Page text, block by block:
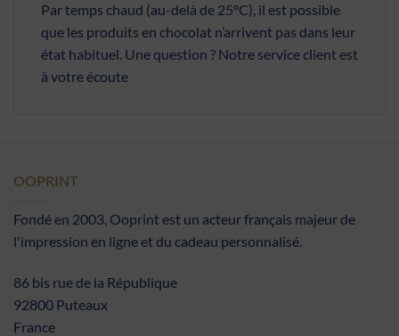
Par temps chaud (au-delà de 25°C), il est possible
que les produits en chocolat n’arrivent pas dans leur
état habituel. Une question ? Notre service client est
à votre écoute
OOPRINT
Fondé en 2003, Ooprint est un acteur français majeur de
l'impression en ligne et du cadeau personnalisé.
86 bis rue de la République
92800 Puteaux
France